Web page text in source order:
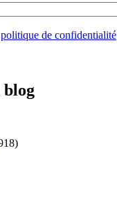
politique de confidentialité
blog